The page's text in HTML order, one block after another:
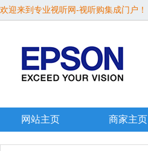
欢迎来到专业视听网-视听购集成门户！
网站主页 商家主页